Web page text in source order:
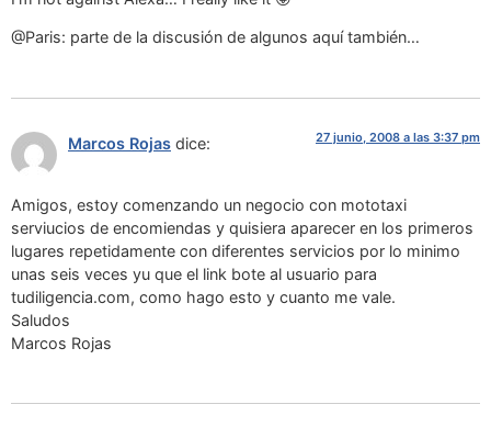
@Paris: parte de la discusión de algunos aquí también…
Marcos Rojas dice: 27 junio, 2008 a las 3:37 pm
Amigos, estoy comenzando un negocio con mototaxi
serviucios de encomiendas y quisiera aparecer en los primeros
lugares repetidamente con diferentes servicios por lo minimo
unas seis veces yu que el link bote al usuario para
tudiligencia.com, como hago esto y cuanto me vale.
Saludos
Marcos Rojas